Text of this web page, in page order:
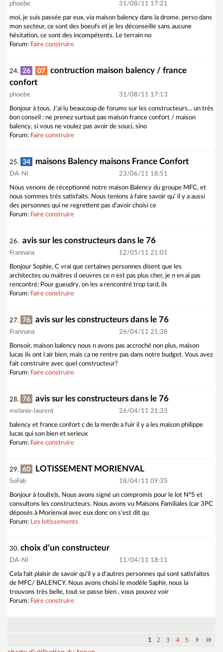
phoebe 31/08/11 17:21
moi, je suis passée par eux, via maison balency dans la drome. perso dans
mon secteur, ce sont des boeufs et je les déconseille sans aucune
hésitation, ce sont des incompétents. Le terrain no
Forum: Faire construire
24. 26 07
contruction maison balency / france
confort
phoebe 31/08/11 17:13
Bonjour à tous. J'ai lu beaucoup de forums sur les constructeurs... un très
bon conseil : ne prenez surtout pas maison france confort / maison
balency, si vous ne voulez pas avoir de souci, sino
Forum: Faire construire
25. 34 maisons Balency maisons France Confort
DA-NI 23/06/11 18:51
Nous venons de réceptionné notre maison Balency du groupe MFC, et
nous sommes très satisfaits. Nous tenions à faire savoir qu' il y a aussi
des personnes qui ne regrettent pas d'avoir choisi ce
Forum: Faire construire
26. avis sur les constructeurs dans le 76
Frannana 12/05/11 21:01
Bonjour Sophie, C vrai que certaines personnes disent que les
architectes ou maitres d oeuvres ce n est pas plus cher, je n en ai pas
rencontré; Pour gueudry, on les a rencontré trop tard, ils
Forum: Faire construire
27. 76 avis sur les constructeurs dans le 76
Frannana 26/04/11 21:38
Bonsoir, maison balency nous n avons pas accroché non plus, maison
lucas ils ont l air bien, mais ca ne rentre pas dans notre budget. Vous avez
fait construire avec quel constructeur?
Forum: Faire construire
28. 76 avis sur les constructeurs dans le 76
melanie-laurent 26/04/11 21:33
balency et france confort c de la merde a fuir il y a les maison philippe
lucas qui son bien et serieux
Forum: Faire construire
29. 60 LOTISSEMENT MORIENVAL
SoFab 18/04/11 09:35
Bonjour à tou(te)s, Nous avons signé un compromis pour le lot N°5 et
consultons les constructeurs. Nous avons vu Maisons Familiales (car 3PC
déposés à Morienval avec eux donc on s'est dit qu
Forum: Les lotissements
30. choix d'un constructeur
DA-NI 11/04/11 18:11
Cela fait plaisir de savoir qu'il y a d'autres personnes qui sont satisfaites
de MFC/ BALENCY. Nous avons choisi le modèle Saphir, nous la
trouvons très belle, tout se passe bien , vous pouvez voir
Forum: Faire construire
1 2 3 4 5